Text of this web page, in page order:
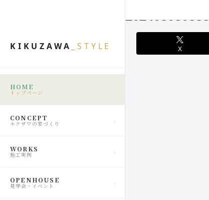
KIKUZAWA _STYLE
HOME
トップページ
CONCEPT
キクザワの家づくり
WORKS
施工実例
OPENHOUSE
見学会・イベント
X